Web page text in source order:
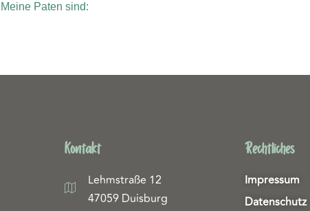
Meine Paten sind:
Kontakt
Lehmstraße 12
47059 Duisburg
Rechtliches
Impressum
Datenschutz